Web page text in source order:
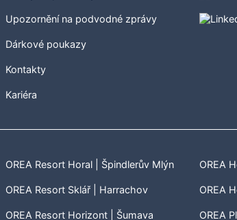
Upozornění na podvodné zprávy
Dárkové poukazy
Kontakty
Kariéra
OREA Resort Horal | Špindlerův Mlýn
OREA Resort Sklář | Harrachov
OREA Resort Horizont | Šumava
OREA
OREA
OREA